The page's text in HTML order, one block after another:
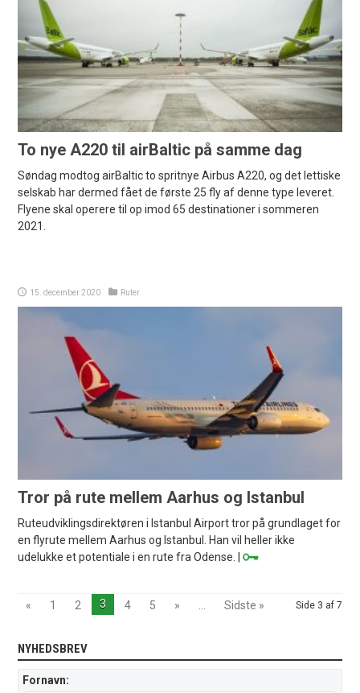
To nye A220 til airBaltic på samme dag
Søndag modtog airBaltic to spritnye Airbus A220, og det lettiske
selskab har dermed fået de første 25 fly af denne type leveret.
Flyene skal operere til op imod 65 destinationer i sommeren
2021.
15. december 2020 Ruter
Tror på rute mellem Aarhus og Istanbul
Ruteudviklingsdirektøren i Istanbul Airport tror på grundlaget for
en flyrute mellem Aarhus og Istanbul. Han vil heller ikke
udelukke et potentiale i en rute fra Odense. |
Side 3 af 7
« 1 2 3 4 5 » Sidste »
NYHEDSBREV
Fornavn: